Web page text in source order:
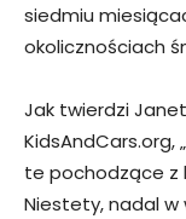
siedmiu
okolicznościach
Jak twierdzi
KidsAndCars.org,
te pochodzące z
Niestety, nadal w